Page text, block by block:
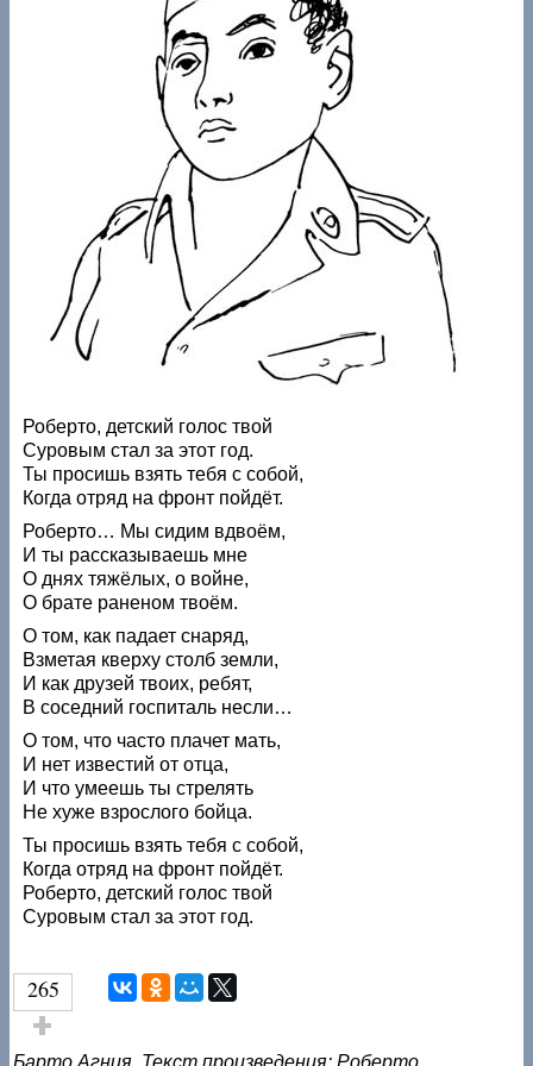
Роберто, детский голос твой
Суровым стал за этот год.
Ты просишь взять тебя с собой,
Когда отряд на фронт пойдёт.
Роберто… Мы сидим вдвоём,
И ты рассказываешь мне
О днях тяжёлых, о войне,
О брате раненом твоём.
О том, как падает снаряд,
Взметая кверху столб земли,
И как друзей твоих, ребят,
В соседний госпиталь несли…
О том, что часто плачет мать,
И нет известий от отца,
И что умеешь ты стрелять
Не хуже взрослого бойца.
Ты просишь взять тебя с собой,
Когда отряд на фронт пойдёт.
Роберто, детский голос твой
Суровым стал за этот год.
265
Голос за!
Барто Агния. Текст произведения: Роберто